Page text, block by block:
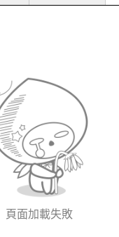
頁面加載失敗